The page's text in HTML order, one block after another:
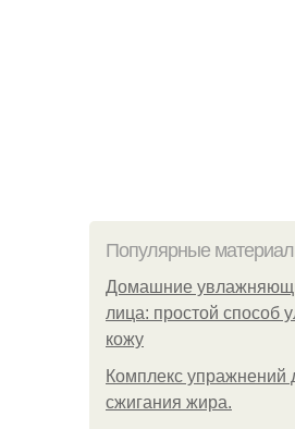
Популярные
Домашние
лица: простой способ
кожу
Комплекс упражнений
сжигания жира.